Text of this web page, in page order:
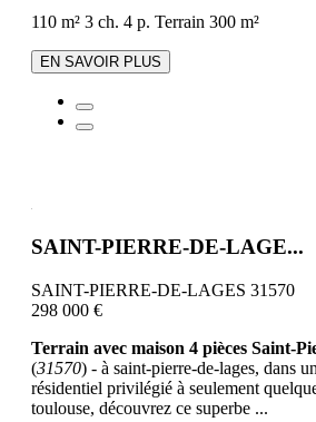
110 m² 3 ch. 4 p. Terrain 300 m²
EN SAVOIR PLUS
SAINT-PIERRE-DE-LAGE...
SAINT-PIERRE-DE-LAGES 31570
298 000 €
Terrain avec maison 4 pièces Saint-
(31570) - à saint-pierre-de-lages, dans
résidentiel privilégié à seulement
toulouse, découvrez ce superbe ...